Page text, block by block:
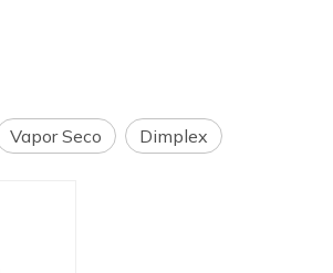
Vapor Seco Dimplex